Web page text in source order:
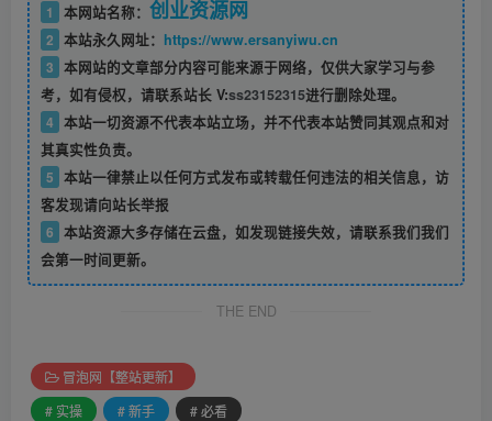
1 本网站名称： 创业资源网
2 本站永久网址： https://www.ersanyiwu.cn
3 本网站的文章部分内容可能来源于网络，仅供大家学习与参
考，如有侵权，请联系站长 V:ss23152315进行删除处理。
4 本站一切资源不代表本站立场，并不代表本站赞同其观点和对
其真实性负责。
5 本站一律禁止以任何方式发布或转载任何违法的相关信息，访
客发现请向站长举报
6 本站资源大多存储在云盘，如发现链接失效，请联系我们我们
会第一时间更新。
THE END
冒泡网【整站更新】
# 实操
# 新手 # 必看